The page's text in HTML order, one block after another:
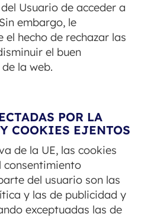
Usuario de acceder a
embargo, le
el hecho de rechazar las
el buen
la web.
POR LA
COOKIES EJENTOS
de la UE, las cookies
consentimiento
del usuario son las
y las de publicidad y
exceptuadas las de